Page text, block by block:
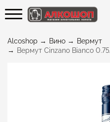
Alcoshop Вино
Вермут
Вермут Cinzano Bianco